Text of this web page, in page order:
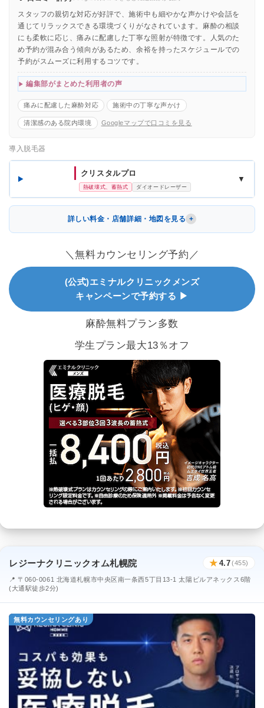
スタッフの親切な対応が好評で、施術中も細やかな声かけや会話を
通じてリラックスできる環境づくりがなされています。麻酔の相談
にも柔軟に応じ、痛みに配慮した丁寧な照射が特徴です。人気のた
め予約が混み合う傾向があるため、余裕を持ったスケジュールでの
予約がスムーズに利用するコツです。
編集部がまとめた利用者の声
痛みに配慮した麻酔対応 施術中の丁寧な声かけ
清潔感のある院内環境 Googleマップで口コミを見る
導入脱毛器
クリスタルプロ
熱破壊式、蓄熱式 ダイオードレーザー
▼
詳しい料金・店舗詳細・地図を見る
＼無料カウンセリング予約／
(公式)エミナルクリニックメンズ
キャンペーンで予約する ▶
麻酔無料プラン多数
学生プラン最大13％オフ
レジーナクリニックオム札幌院 ★ 4.7(455)
📍 〒060-0061 北海道札幌市中央区南一条西5丁目13-1 太陽ビルアネックス6階
(大通駅徒歩2分)
無料カウンセリングあり